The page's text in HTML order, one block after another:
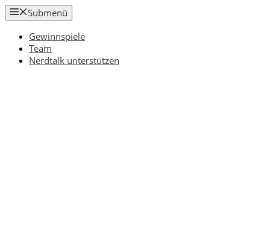
Zum
Inhalt
springen
Submenü
Gewinnspiele
Team
Nerdtalk unterstützen